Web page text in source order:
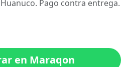
Pago contra entrega.
en Maraqon